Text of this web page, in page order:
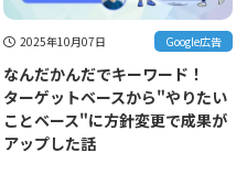
2025年10月07日 Google広告
なんだかんだでキーワード！
ターゲットベースから"やりたい
ことベース"に方針変更で成果が
アップした話